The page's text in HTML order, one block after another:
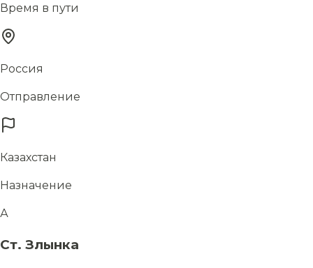
Время в пути
Россия
Отправление
Казахстан
Назначение
А
Ст. Злынка